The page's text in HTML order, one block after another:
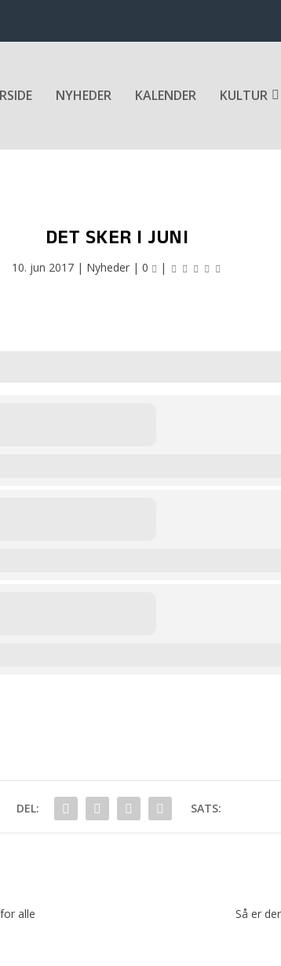
NYHEDER KALENDER KULTUR
DET SKER I JUNI
10. jun 2017 | Nyheder |0 |
DEL: SATS:
alle Så er